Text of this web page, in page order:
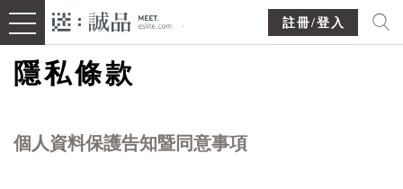
註冊/登入
隱私條款
個人資料保護告知暨同意事項